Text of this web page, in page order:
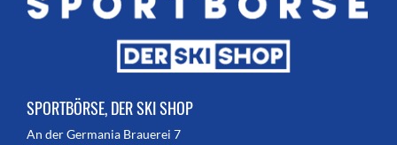
SPORTBÖRSE, DER SKI SHOP
An der Germania Brauerei 7